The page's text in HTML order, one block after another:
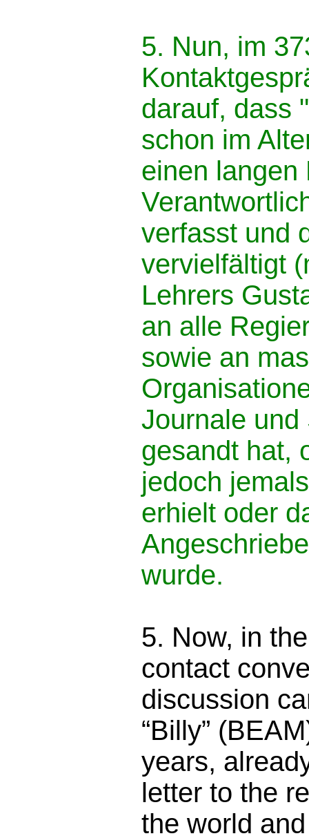
5. Nun, im
darauf, dass
schon im
einen langen
verfasst und
vervielfältigt
Lehrers
an alle
sowie an
Journale und
gesandt hat,
jedoch
erhielt oder
wurde.
5. Now, in
contact
discussion
“Billy”
years,
letter to the
the world